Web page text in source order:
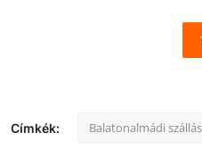
Címkék: Balatonalmádi szállás